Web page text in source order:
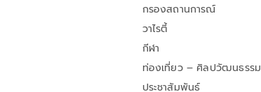
กรองสถานการณ์
วาไรตี้
กีฬา
ท่องเที่ยว – ศิลปวัฒนธรรม
ประชาสัมพันธ์